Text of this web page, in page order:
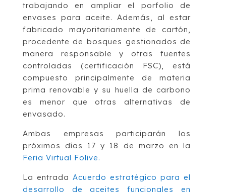
trabajando en ampliar el porfolio de
envases para aceite. Además, al estar
fabricado mayoritariamente de cartón,
procedente de bosques gestionados de
manera responsable y otras fuentes
controladas (certificación FSC), está
compuesto principalmente de materia
prima renovable y su huella de carbono
es menor que otras alternativas de
envasado.
Ambas empresas participarán los
próximos días 17 y 18 de marzo en la
Feria Virtual Folive.
La entrada Acuerdo estratégico para el
desarrollo de aceites funcionales en